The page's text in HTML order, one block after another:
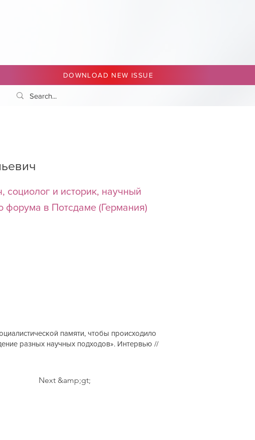
DOWNLOAD NEW ISSUE
социолог и историк, научный
форума в Потсдаме (Германия)
памяти, чтобы происходило
разных научных подходов». Интервью //
Next &amp;gt;